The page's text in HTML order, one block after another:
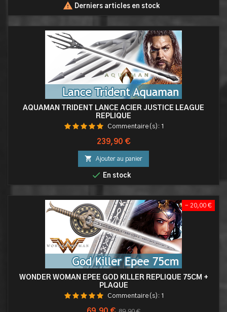
 Derniers articles en stock
AQUAMAN TRIDENT LANCE ACIER JUSTICE LEAGUE
REPLIQUE
Commentaire(s): 1
Prix
239,90 €
 Ajouter au panier
 En stock
- 20,00 €
WONDER WOMAN EPEE GOD KILLER REPLIQUE 75CM +
PLAQUE
Commentaire(s): 1